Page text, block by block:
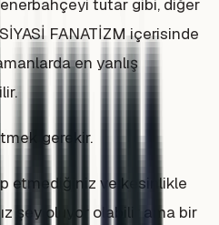
tutar gibi, diğer
FANATİZM içerisinde
en yanlış
gerekir.
etmediğiniz ve kesinlikle
şey oluyor olabilir ama bir